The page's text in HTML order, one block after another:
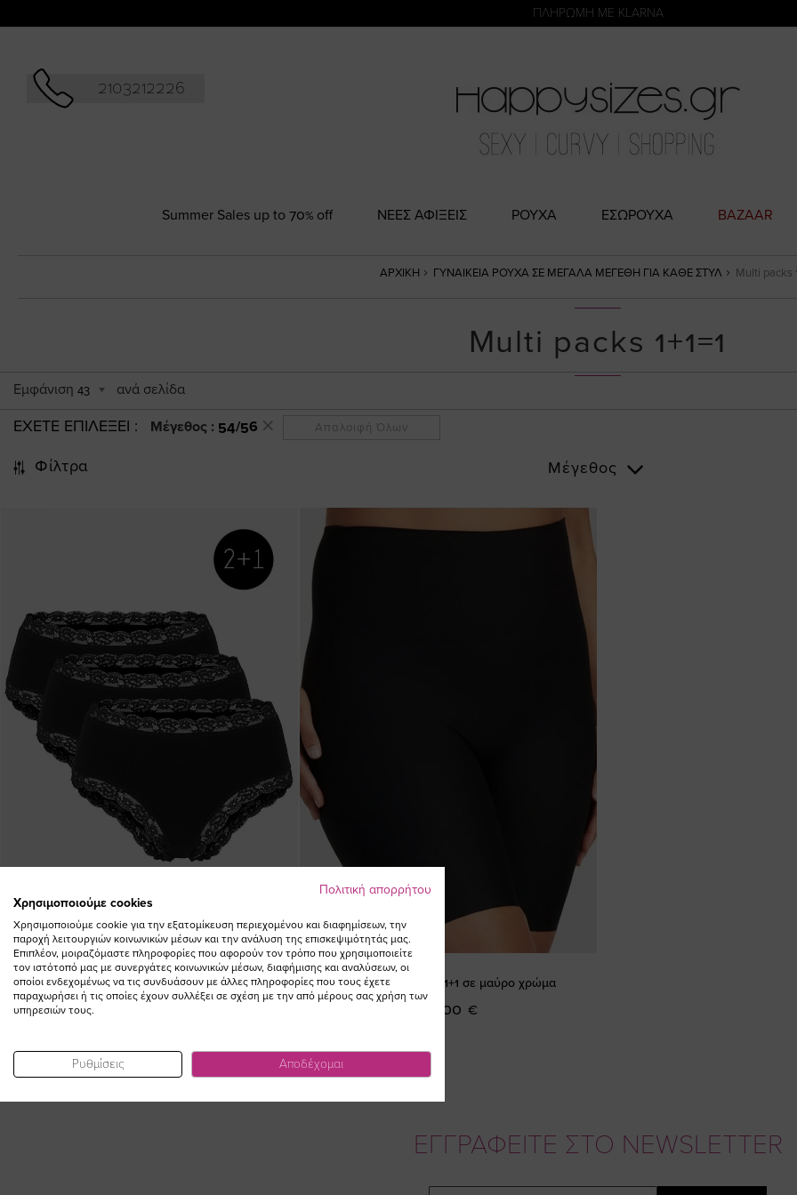
ΠΛΗΡΩΜΗ ΜΕ KLARNA
2103212226
Summer Sales up to 70% off NΕΕΣ ΑΦΙΞΕΙΣ ΡΟΥΧΑ ΕΣΩΡΟΥΧΑ BAZAAR
ΑΡΧΙΚΉ ΓΥΝΑΙΚΕΊΑ ΡΟΎΧΑ ΣΕ ΜΕΓΆΛΑ ΜΕΓΈΘΗ ΓΙΑ ΚΆΘΕ ΣΤΥΛ Multi packs
Multi packs 1+1=1
Εμφάνιση 43 ανά σελίδα
ΕΧΕΤΕ ΕΠΙΛΕΞΕΙ Μέγεθος : 54/56 Απαλοιφή Όλων
Φίλτρα Μέγεθος
Σλιπ brazilian με δαντέλα σε μαύρο χρώμα (2+1) Ψηλόμεσο λαστέξ 1+1 σε μαύρο χρώμα
57,00 €
ΕΓΓΡΑΦΕΙΤΕ ΣΤΟ NEWSLETTER
Πολιτική απορρήτου
Χρησιμοποιούμε cookies
Χρησιμοποιούμε cookie για την εξατομίκευση περιεχομένου και διαφημίσεων, την
παροχή λειτουργιών κοινωνικών μέσων και την ανάλυση της επισκεψιμότητάς μας.
Επιπλέον, μοιραζόμαστε πληροφορίες που αφορούν τον τρόπο που χρησιμοποιείτε
τον ιστότοπό μας με συνεργάτες κοινωνικών μέσων, διαφήμισης και αναλύσεων, οι
οποίοι ενδεχομένως να τις συνδυάσουν με άλλες πληροφορίες που τους έχετε
παραχωρήσει ή τις οποίες έχουν συλλέξει σε σχέση με την από μέρους σας χρήση των
υπηρεσιών τους.
Ρυθμίσεις Αποδέχομαι